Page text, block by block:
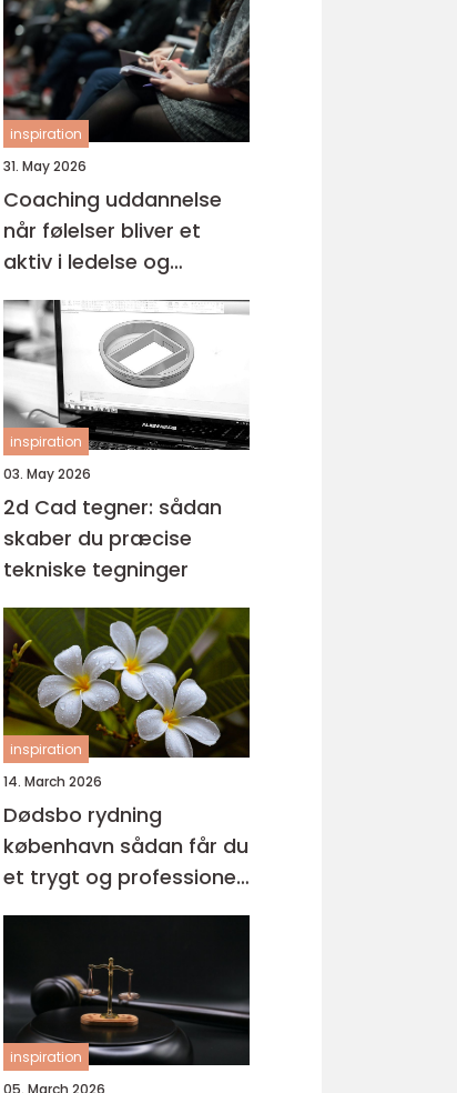
inspiration
31. May 2026
Coaching uddannelse
når følelser bliver et
aktiv i ledelse og
arbejdsliv
inspiration
03. May 2026
2d Cad tegner: sådan
skaber du præcise
tekniske tegninger
inspiration
14. March 2026
Dødsbo rydning
københavn sådan får du
et trygt og professionelt
forløb
inspiration
05. March 2026